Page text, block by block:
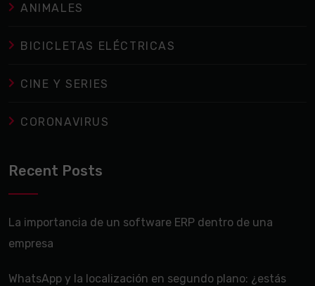
ANIMALES
BICICLETAS ELÉCTRICAS
CINE Y SERIES
CORONAVIRUS
Recent Posts
La importancia de un software ERP dentro de una
empresa
WhatsApp y la localización en segundo plano: ¿estás